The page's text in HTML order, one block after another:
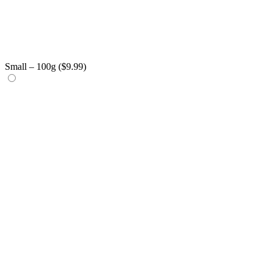
Small – 100g ($9.99)